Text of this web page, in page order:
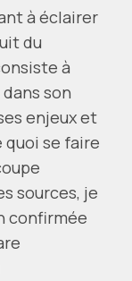
à éclairer
du
à
son
enjeux et
quoi se faire
sources, je
confirmée